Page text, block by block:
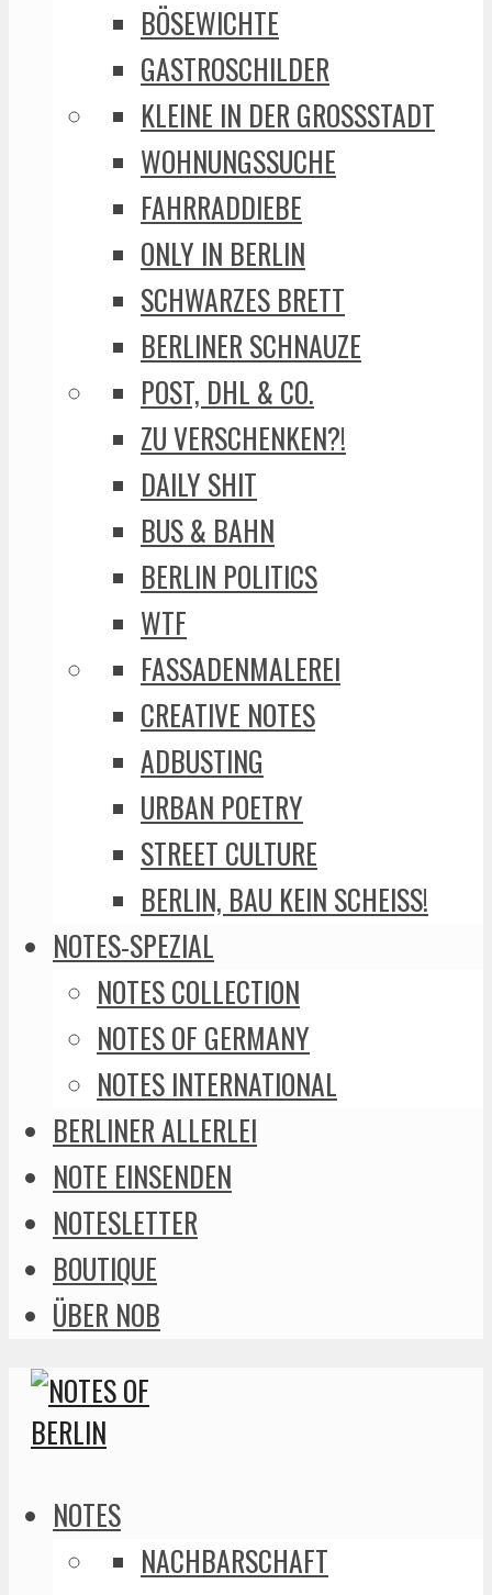
BÖSEWICHTE
GASTROSCHILDER
KLEINE IN DER GROSSSTADT
WOHNUNGSSUCHE
FAHRRADDIEBE
ONLY IN BERLIN
SCHWARZES BRETT
BERLINER SCHNAUZE
POST, DHL & CO.
ZU VERSCHENKEN?!
DAILY SHIT
BUS & BAHN
BERLIN POLITICS
WTF
FASSADENMALEREI
CREATIVE NOTES
ADBUSTING
URBAN POETRY
STREET CULTURE
BERLIN, BAU KEIN SCHEISS!
NOTES-SPEZIAL
NOTES COLLECTION
NOTES OF GERMANY
NOTES INTERNATIONAL
BERLINER ALLERLEI
NOTE EINSENDEN
NOTESLETTER
BOUTIQUE
ÜBER NOB
NOTES
NACHBARSCHAFT